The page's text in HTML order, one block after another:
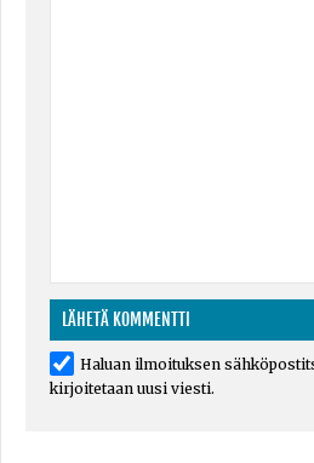
Haluan ilmoituksen
kirjoitetaan uusi viesti.